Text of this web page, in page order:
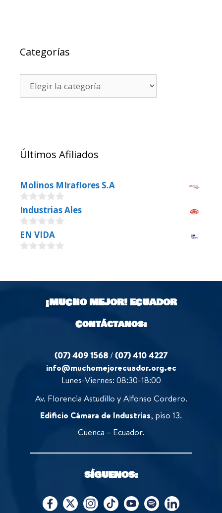
Categorías
Últimos Afiliados
Molinos MIraflores S.A
0
o
u
t
o
f
Industrias Ales
0
o
u
5
EN VIDA
t
¡MUCHO MEJOR!ECUADOR
Contáctanos:
(07) 409 1568 /(07) 410 4227
info@muchomejorecuador.org.ec
Lunes-Viernes: 08:30-18:00
Av. Florencia Astudillo y Alfonso Cordero.
Edificio Cámara de Industrias, piso 13.
Cuenca – Ecuador.
SÍGUENOS: